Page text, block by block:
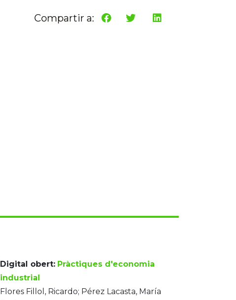
Compartir a:
Digital obert: Pràctiques d'economia
industrial
Flores Fillol, Ricardo; Pérez Lacasta, María